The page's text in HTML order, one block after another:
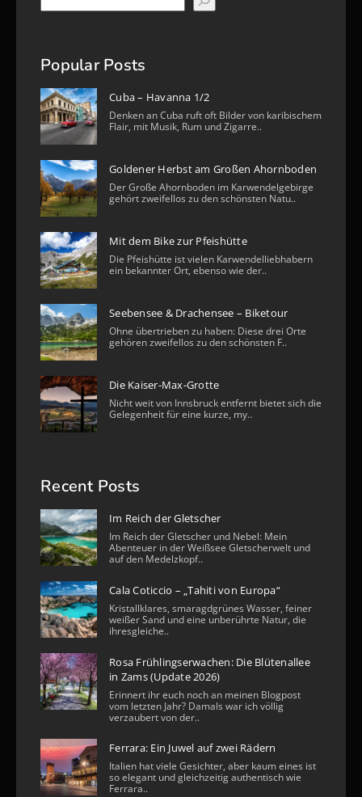
Popular Posts
Cuba – Havanna 1/2
Denken an Cuba ruft oft Bilder von karibischem
Flair, mit Musik, Rum und Zigarre..
Goldener Herbst am Großen Ahornboden
Der Große Ahornboden im Karwendelgebirge
gehört zweifellos zu den schönsten Natu..
Mit dem Bike zur Pfeishütte
Die Pfeishütte ist vielen Karwendelliebhabern
ein bekannter Ort, ebenso wie der..
Seebensee & Drachensee – Biketour
Ohne übertrieben zu haben: Diese drei Orte
gehören zweifellos zu den schönsten F..
Die Kaiser-Max-Grotte
Nicht weit von Innsbruck entfernt bietet sich die
Gelegenheit für eine kurze, my..
Recent Posts
Im Reich der Gletscher
Im Reich der Gletscher und Nebel: Mein
Abenteuer in der Weißsee Gletscherwelt und
auf den Medelzkopf..
Cala Coticcio – „Tahiti von Europa“
Kristallklares, smaragdgrünes Wasser, feiner
weißer Sand und eine unberührte Natur, die
ihresgleiche..
Rosa Frühlingserwachen: Die Blütenallee
in Zams (Update 2026)
Erinnert ihr euch noch an meinen Blogpost
vom letzten Jahr? Damals war ich völlig
verzaubert von der..
Ferrara: Ein Juwel auf zwei Rädern
Italien hat viele Gesichter, aber kaum eines ist
so elegant und gleichzeitig authentisch wie
Ferrara..